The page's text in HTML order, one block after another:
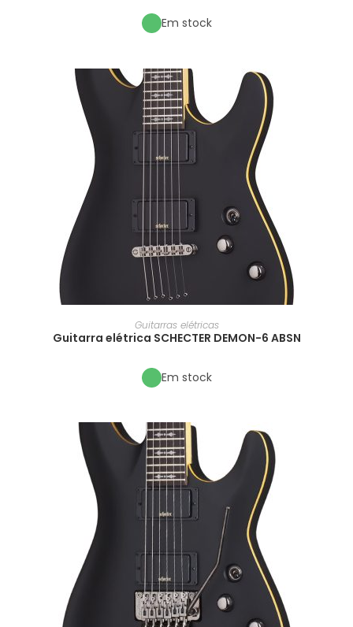
Em stock
Guitarras elétricas
Guitarra elétrica SCHECTER DEMON-6 ABSN
Em stock